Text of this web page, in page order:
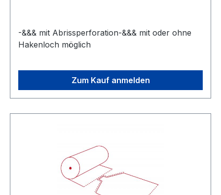
-&&& mit Abrissperforation-&&& mit oder ohne
Hakenloch möglich
Zum Kauf anmelden